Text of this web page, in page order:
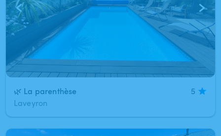
🌿 La parenthèse
5
Laveyron